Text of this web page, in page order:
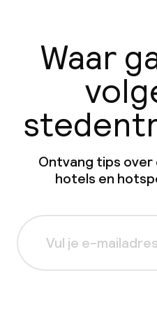
Waar
Ontvang tips
hotels en